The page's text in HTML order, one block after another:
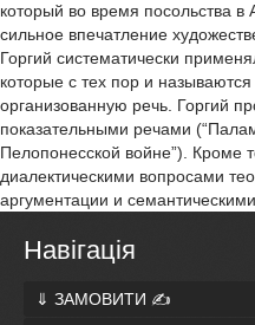
который во время посольства
сильное впечатление
Горгий систематически
которые с тех пор и
организованную речь. Горгий
показательными речами
Пелопонесской войне”). Кроме
диалектическими вопросами
аргументации и
Навігація
⇓ ЗАМОВИТИ ✍